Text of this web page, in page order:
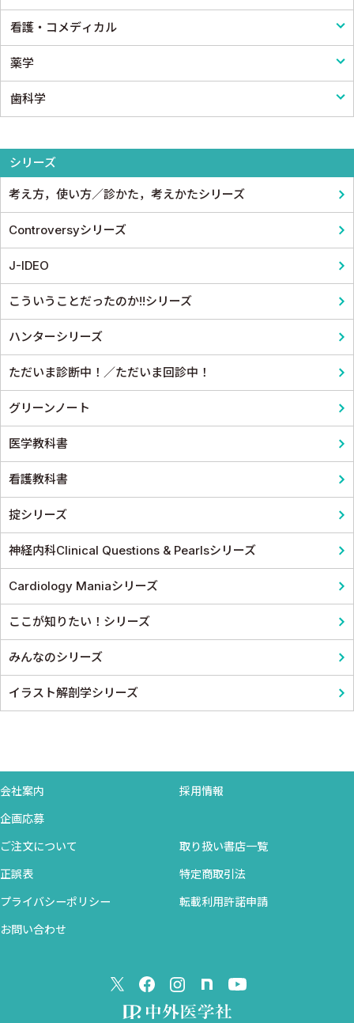
腎臓
血液
脳・神経
呼吸器
循環器・血管
心電図・心音図・心エコー
消化器外科
小児外科
形成外科
スポーツ医学
産婦人科
病院管理
医療統計
論文・医学情報
鍼灸・柔道整復
医学教科書
看護・コメディカル
看護
看護教科書
薬学
薬学
歯科学
シリーズ
考え方，使い方／診かた，考えかたシリーズ
Controversyシリーズ
J-IDEO
こういうことだったのか!!シリーズ
ハンターシリーズ
ただいま診断中！／ただいま回診中！
グリーンノート
医学教科書
看護教科書
掟シリーズ
神経内科Clinical Questions & Pearlsシリーズ
Cardiology Maniaシリーズ
ここが知りたい！シリーズ
みんなのシリーズ
イラスト解剖学シリーズ
会社案内 採用情報
企画応募
ご注文について 取り扱い書店一覧
正誤表 特定商取引法
プライバシーポリシー 転載利用許諾申請
お問い合わせ